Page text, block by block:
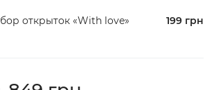
открыток «With love» 199 грн